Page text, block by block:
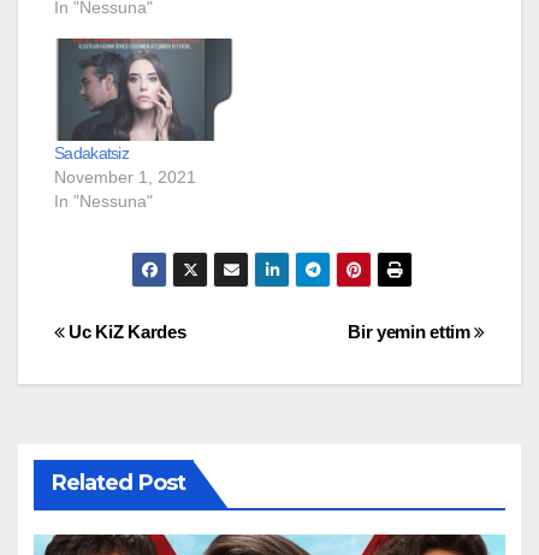
In "Nessuna"
Sadakatsiz
November 1, 2021
In "Nessuna"
Post
navigation
Bir yemin ettim
Uc KiZ Kardes
Related Post